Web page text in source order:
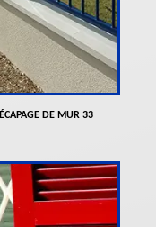
DE MUR 33